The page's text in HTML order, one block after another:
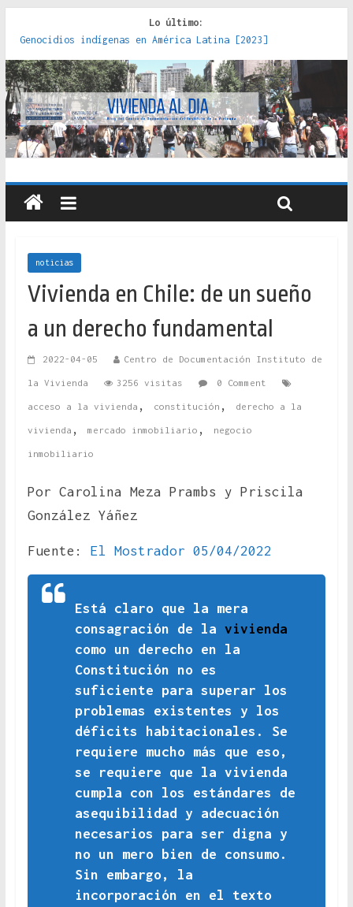
Lo último:
Genocidios indígenas en América Latina [2023]
Estudios sobre la espacialización de los Estados :
políticas, prácticas y representaciones [2022]
Donde el pedernal choca con el acero : hacia una teoría
crítica de las fronteras latinoamericanas [2020]
Criterios técnicos para una vivienda adecuada [2019]
Red de consultorios de la Caja del Seguro Obrero en
Santiago : un patrimonio emblemático [2014]
noticias
Vivienda en Chile: de un sueño
a un derecho fundamental
2022-04-05 Centro de Documentación Instituto de
la Vivienda 3256 visitas 0 Comment
acceso a la vivienda , constitución , derecho a la
vivienda , mercado inmobiliario , negocio
inmobiliario
Por Carolina Meza Prambs y Priscila
González Yáñez
Fuente: El Mostrador 05/04/2022
Está claro que la mera
consagración de la vivienda
como un derecho en la
Constitución no es
suficiente para superar los
problemas existentes y los
déficits habitacionales. Se
requiere mucho más que eso,
se requiere que la vivienda
cumpla con los estándares de
asequibilidad y adecuación
necesarios para ser digna y
no un mero bien de consumo.
Sin embargo, la
incorporación en el texto